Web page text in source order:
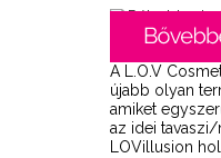
A L.O.V
újabb olyan
amiket
az idei
LOVillusion